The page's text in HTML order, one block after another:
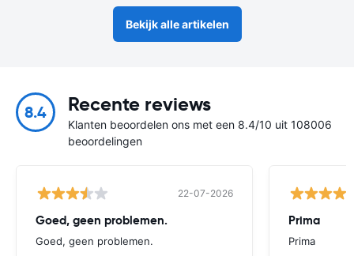
Bekijk alle artikelen
8.4 Recente reviews
Klanten beoordelen ons met een 8.4/10 uit 108006
beoordelingen
22-07-2026
Goed, geen problemen.
Goed, geen problemen.
Prima
Prima